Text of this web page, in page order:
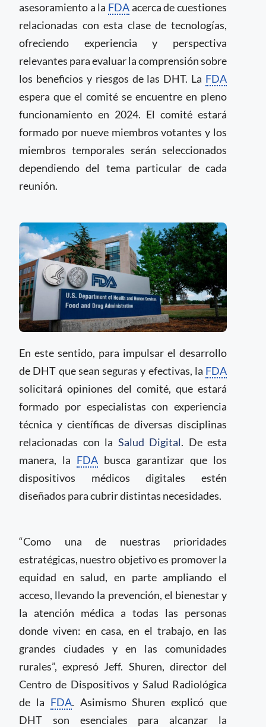
asesoramiento a la FDAacerca de cuestiones
relacionadas con esta clase de tecnologías,
ofreciendo experiencia y perspectiva
relevantes para evaluar la comprensión sobre
los beneficios y riesgos de las DHT. La FDA
espera que el comité se encuentre en pleno
funcionamiento en 2024. El comité estará
formado por nueve miembros votantes y los
miembros temporales serán seleccionados
dependiendo del tema particular de cada
reunión.
En este sentido, para impulsar el desarrollo
de DHT que sean seguras y efectivas, la FDA
solicitará opiniones del comité, que estará
formado por especialistas con experiencia
técnica y científicas de diversas disciplinas
relacionadas con la Salud Digital. De esta
manera, la FDA busca garantizar que los
dispositivos médicos digitales estén
diseñados para cubrir distintas necesidades.
“Como una de nuestras prioridades
estratégicas, nuestro objetivo es promover la
equidad en salud, en parte ampliando el
acceso, llevando la prevención, el bienestar y
la atención médica a todas las personas
donde viven: en casa, en el trabajo, en las
grandes ciudades y en las comunidades
rurales”, expresó Jeff. Shuren, director del
Centro de Dispositivos y Salud Radiológica
de la FDA. Asimismo Shuren explicó que
DHT son esenciales para alcanzar la